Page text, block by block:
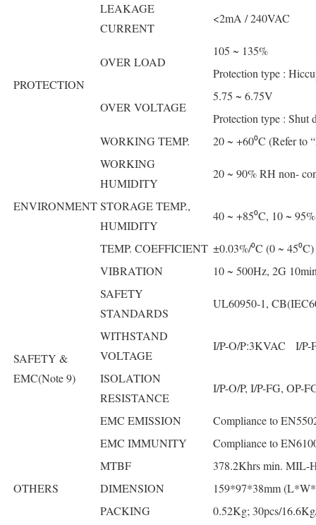
LEAKAGE
CURRENT
<2mA / 240VAC
PROTECTION
OVER LOAD
105 ~ 135%
Protection type :
OVER VOLTAGE
5.75 ~ 6.75V
Protection type : Shut
ENVIRONMENT
WORKING TEMP.
­20 ~ +60⁰C (Refer to
WORKING
HUMIDITY
20 ~ 90% RH non-
STORAGE TEMP.,
HUMIDITY
­40 ~ +85⁰C, 10 ~
TEMP. COEFFICIENT ±0.03%/⁰C (0 ~ 45⁰C)
VIBRATION
10 ~ 500Hz, 2G
SAFETY &
EMC(Note 9)
SAFETY
STANDARDS
UL60950-1,
WITHSTAND
VOLTAGE
I/P-O/P:3KVAC I/P-
ISOLATION
RESISTANCE
I/P-O/P, I/P-FG, OP-
EMC EMISSION
Compliance to
EMC IMMUNITY
Compliance to
OTHERS
MTBF
378.2Khrs min. MIL-
DIMENSION
159*97*38mm
PACKING
0.52Kg; 30pcs/